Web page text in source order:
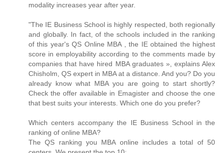
modality increases year after year.
"The IE Business School is highly respected, both regionally
and globally. In fact, of the schools included in the ranking
of this year's QS Online MBA , the IE obtained the highest
score in employability according to the comments made by
companies that have hired MBA graduates », explains Alex
Chisholm, QS expert in MBA at a distance. And you? Do you
already know what MBA you are going to start shortly?
Check the offer available in Emagister and choose the one
that best suits your interests. Which one do you prefer?
Which centers accompany the IE Business School in the
ranking of online MBA?
The QS ranking you MBA online includes a total of 50